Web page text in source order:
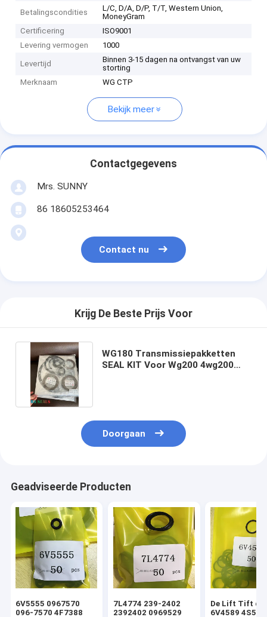
Betalingscondities
L/C, D/A, D/P, T/T, Western Union,
MoneyGram
Certificering
ISO9001
Levering vermogen
1000
Levertijd
Binnen 3-15 dagen na ontvangst van uw
storting
Merknaam
WG CTP
Bekijk meer
Contactgegevens
Mrs. SUNNY
86 18605253464
Contact nu
Krijg De Beste Prijs Voor
WG180 Transmissiepakketten
SEAL KIT Voor Wg200 4wg200
Doorgaan
Geadviseerde Producten
6V5555 0967570
096-7570 4F7388
7L4774 239-2402
2392402 0969529
De Lift Tift die
6V4589